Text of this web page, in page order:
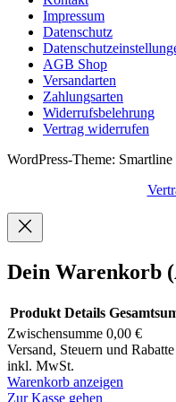
Impressum
Datenschutz
AGB Shop
Versandarten
Zahlungsarten
Widerrufsbelehrung
Vertrag widerrufen
WordPress-Theme:
Dein Warenkorb
Produkte
im
Produkt Details
Zwischensumme 0,00 €
Versand, Steuern und
inkl. MwSt.
Warenkorb anzeigen
Zur Kasse gehen